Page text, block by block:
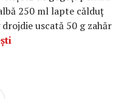
250 ml lapte călduț
uscată 50 g zahăr
BARĂ